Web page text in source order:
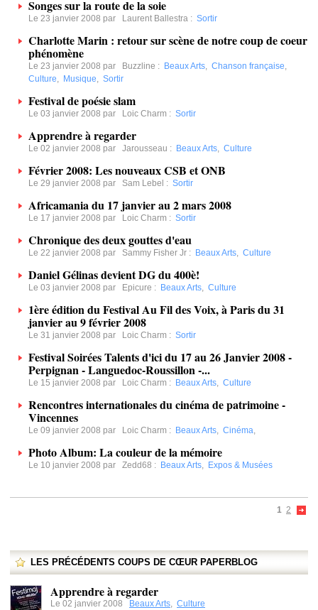
Songes sur la route de la soie
Le 23 janvier 2008 par Laurent Ballestra : Sortir
Charlotte Marin : retour sur scène de notre coup de coeur
phénomène
Le 23 janvier 2008 par Buzzline : Beaux Arts, Chanson française,
Culture, Musique, Sortir
Festival de poésie slam
Le 03 janvier 2008 par Loic Charm : Sortir
Apprendre à regarder
Le 02 janvier 2008 par Jarousseau : Beaux Arts, Culture
Février 2008: Les nouveaux CSB et ONB
Le 29 janvier 2008 par Sam Lebel : Sortir
Africamania du 17 janvier au 2 mars 2008
Le 17 janvier 2008 par Loic Charm : Sortir
Chronique des deux gouttes d'eau
Le 22 janvier 2008 par Sammy Fisher Jr : Beaux Arts, Culture
Daniel Gélinas devient DG du 400è!
Le 03 janvier 2008 par Epicure : Beaux Arts, Culture
1ère édition du Festival Au Fil des Voix, à Paris du 31
janvier au 9 février 2008
Le 31 janvier 2008 par Loic Charm : Sortir
Festival Soirées Talents d'ici du 17 au 26 Janvier 2008 -
Perpignan - Languedoc-Roussillon -...
Le 15 janvier 2008 par Loic Charm : Beaux Arts, Culture
Rencontres internationales du cinéma de patrimoine -
Vincennes
Le 09 janvier 2008 par Loic Charm : Beaux Arts, Cinéma,
Photo Album: La couleur de la mémoire
Le 10 janvier 2008 par Zedd68 : Beaux Arts, Expos & Musées
1 2
LES PRÉCÉDENTS COUPS DE CŒUR PAPERBLOG
Apprendre à regarder
Le 02 janvier 2008 Beaux Arts, Culture